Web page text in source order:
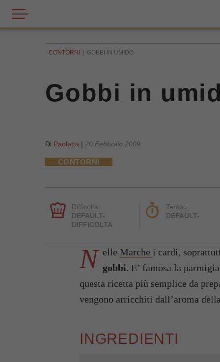
CONTORNI GOBBI IN UMIDO
Gobbi in
Di Paoletta | 20 Febbraio 2009
CONTORNI
Difficoltà:
DEFAULT-
DIFFICOLTA
Tempo:
DEFAULT-
N elle Marche i cardi,
gobbi. E’ famosa la
questa ricetta più semplice da
vengono arricchiti dall’aroma
INGREDIENTI